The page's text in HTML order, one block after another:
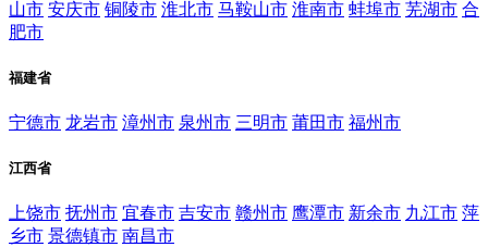
山市 安庆市 铜陵市 淮北市 马鞍山市 淮南市 蚌埠市 芜湖市 合
肥市
福建省
宁德市 龙岩市 漳州市 泉州市 三明市 莆田市 福州市
江西省
上饶市 抚州市 宜春市 吉安市 赣州市 鹰潭市 新余市 九江市 萍
乡市 景德镇市 南昌市